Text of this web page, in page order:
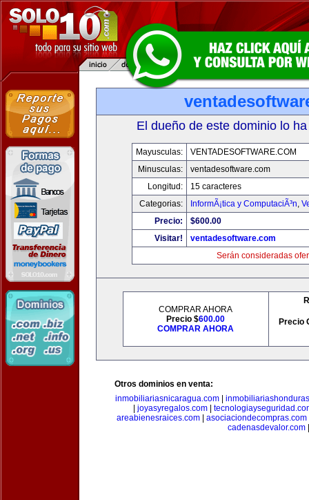
El dueño de este dominio lo
Mayusculas:
VENTADESOFTWARE.COM
Minusculas:
ventadesoftware.com
Longitud:
15 caracteres
Categorias:
InformÃ¡tica y ComputaciÃ³n,
Precio:
$600.00
Visitar!
ventadesoftware.com
Serán consideradas
COMPRAR AHORA
Precio $600.00
COMPRAR AHORA
Precio
Otros dominios en venta:
inmobiliariasnicaragua.com|
joyasyregalos.com
areabienesraices.com| asociaciondecompras.com
cadenasdevalor.com|